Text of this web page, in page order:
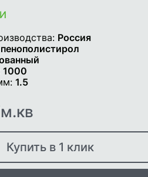
Россия
пенополистирол
1000
1.5
Купить в 1 клик